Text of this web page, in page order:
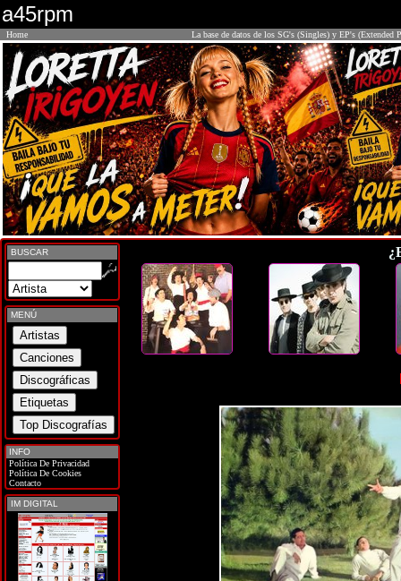
a45rpm
Home La base de datos de los SG's (Singles) y EP's (Extended
BUSCAR
MENÚ
INFO
Política De Privacidad
Política De Cookies
Contacto
IM DIGITAL